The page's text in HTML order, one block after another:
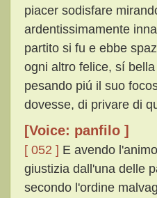
piacer sodisfare
ardentissimamente
partito si fu e ebbe
ogni altro felice, sí
pesando piú il suo
dovesse, di privare di
[Voice: panfilo ]
[ 052 ] E avendo
giustizia dall'una delle
secondo l'ordine